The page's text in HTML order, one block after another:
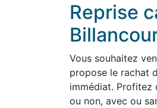
Reprise
Vous souhaitez
propose le rachat
immédiat. Profitez
ou non, avec ou